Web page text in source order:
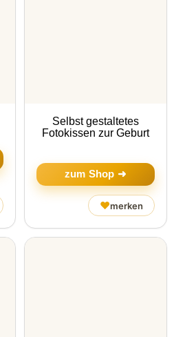
Selbst gestaltetes
Fotokissen zur Geburt
zum Shop ➜
♥merken